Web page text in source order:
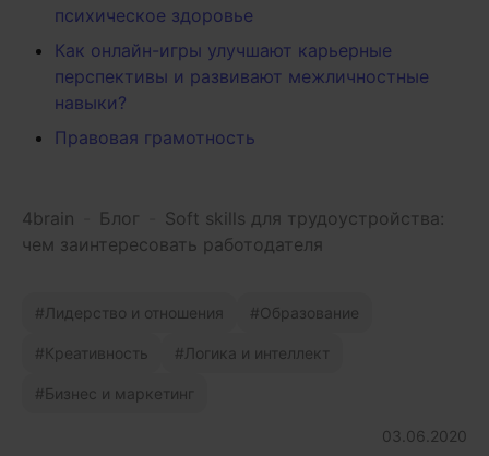
психическое здоровье
Как онлайн-игры улучшают карьерные
перспективы и развивают межличностные
навыки?
Правовая грамотность
4brain Блог
Soft skills для трудоустройства:
чем заинтересовать работодателя
Лидерство и отношения Образование
Креативность Логика и интеллект
Бизнес и маркетинг
03.06.2020